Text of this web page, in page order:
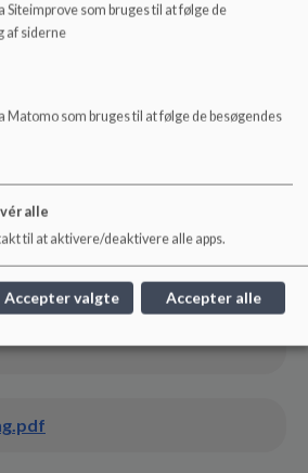
skole og hjem.pdf
Siteimprove som bruges til at følge de
af siderne
Matomo som bruges til at følge de besøgendes
alle
til at aktivere/deaktivere alle apps.
Accepter valgte Accepter alle